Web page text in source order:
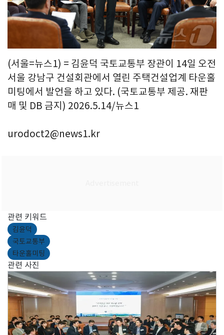
(서울=뉴스1) = 김윤덕 국토교통부 장관이 14일 오전
서울 강남구 건설회관에서 열린 주택건설업계 타운홀
미팅에서 발언을 하고 있다. (국토교통부 제공. 재판
매 및 DB 금지) 2026.5.14/뉴스1
urodoct2@news1.kr
관련 키워드
김윤덕
국토교통부
타운홀미팅
관련 사진